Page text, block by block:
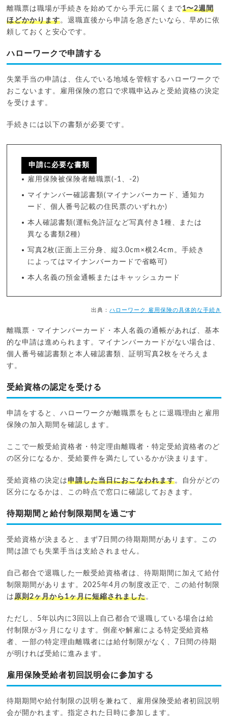
離職票は職場が手続きを始めてから手元に届くまで1〜2週間
ほどかかります。退職直後から申請を急ぎたいなら、早めに依
頼しておくと安心です。
ハローワークで申請する
失業手当の申請は、住んでいる地域を管轄するハローワークで
おこないます。雇用保険の窓口で求職申込みと受給資格の決定
を受けます。
手続きには以下の書類が必要です。
申請に必要な書類
雇用保険被保険者離職票(-1、-2)
マイナンバー確認書類(マイナンバーカード、通知カ
ード、個人番号記載の住民票のいずれか)
本人確認書類(運転免許証など写真付き1種、または
異なる書類2種)
写真2枚(正面上三分身、縦3.0cm×横2.4cm。手続き
によってはマイナンバーカードで省略可)
本人名義の預金通帳またはキャッシュカード
出典：ハローワーク 雇用保険の具体的な手続き
離職票・マイナンバーカード・本人名義の通帳があれば、基本
的な申請は進められます。マイナンバーカードがない場合は、
個人番号確認書類と本人確認書類、証明写真2枚をそろえま
す。
受給資格の認定を受ける
申請をすると、ハローワークが離職票をもとに退職理由と雇用
保険の加入期間を確認します。
ここで一般受給資格者・特定理由離職者・特定受給資格者のど
の区分になるか、受給要件を満たしているかが決まります。
受給資格の決定は申請した当日におこなわれます。自分がどの
区分になるかは、この時点で窓口に確認しておきます。
待期期間と給付制限期間を過ごす
受給資格が決まると、まず7日間の待期期間があります。この
間は誰でも失業手当は支給されません。
自己都合で退職した一般受給資格者は、待期期間に加えて給付
制限期間があります。2025年4月の制度改正で、この給付制限
は原則2ヶ月から1ヶ月に短縮されました。
ただし、5年以内に3回以上自己都合で退職している場合は給
付制限が3ヶ月になります。倒産や解雇による特定受給資格
者、一部の特定理由離職者には給付制限がなく、7日間の待期
が明ければ受給に進みます。
雇用保険受給者初回説明会に参加する
待期期間や給付制限の説明を兼ねて、雇用保険受給者初回説明
会が開かれます。指定された日時に参加します。